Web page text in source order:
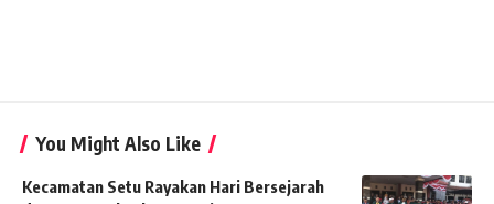
You Might Also Like
Kecamatan Setu Rayakan Hari Bersejarah